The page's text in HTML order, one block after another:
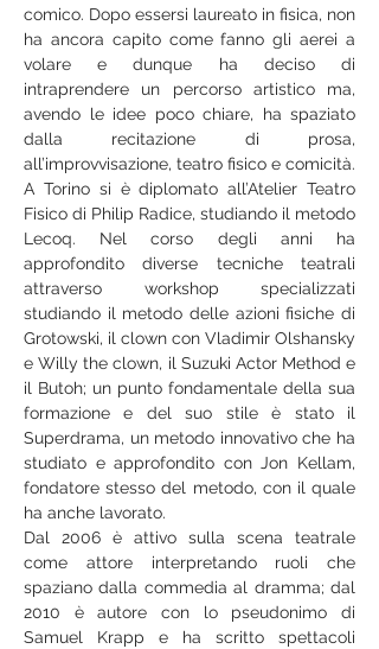
comico. Dopo essersi laureato in fisica, non
ha ancora capito come fanno gli aerei a
volare e dunque ha deciso di
intraprendere un percorso artistico ma,
avendo le idee poco chiare, ha spaziato
dalla recitazione di prosa,
all’improvvisazione, teatro fisico e comicità.
A Torino si è diplomato all’Atelier Teatro
Fisico di Philip Radice, studiando il metodo
Lecoq. Nel corso degli anni ha
approfondito diverse tecniche teatrali
attraverso workshop specializzati
studiando il metodo delle azioni fisiche di
Grotowski, il clown con Vladimir Olshansky
e Willy the clown, il Suzuki Actor Method e
il Butoh; un punto fondamentale della sua
formazione e del suo stile è stato il
Superdrama, un metodo innovativo che ha
studiato e approfondito con Jon Kellam,
fondatore stesso del metodo, con il quale
ha anche lavorato.
Dal 2006 è attivo sulla scena teatrale
come attore interpretando ruoli che
spaziano dalla commedia al dramma; dal
2010 è autore con lo pseudonimo di
Samuel Krapp e ha scritto spettacoli